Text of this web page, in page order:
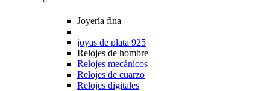
Joyería fina
joyas de plata 925
Relojes de hombre
Relojes mecánicos
Relojes de cuarzo
Relojes digitales